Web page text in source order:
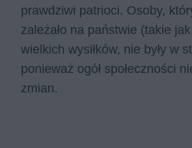
prawdziwi patrioci. Osoby,
zależało na państwie (takie
wielkich wysiłków, nie były w
ponieważ ogół społeczności
zmian.